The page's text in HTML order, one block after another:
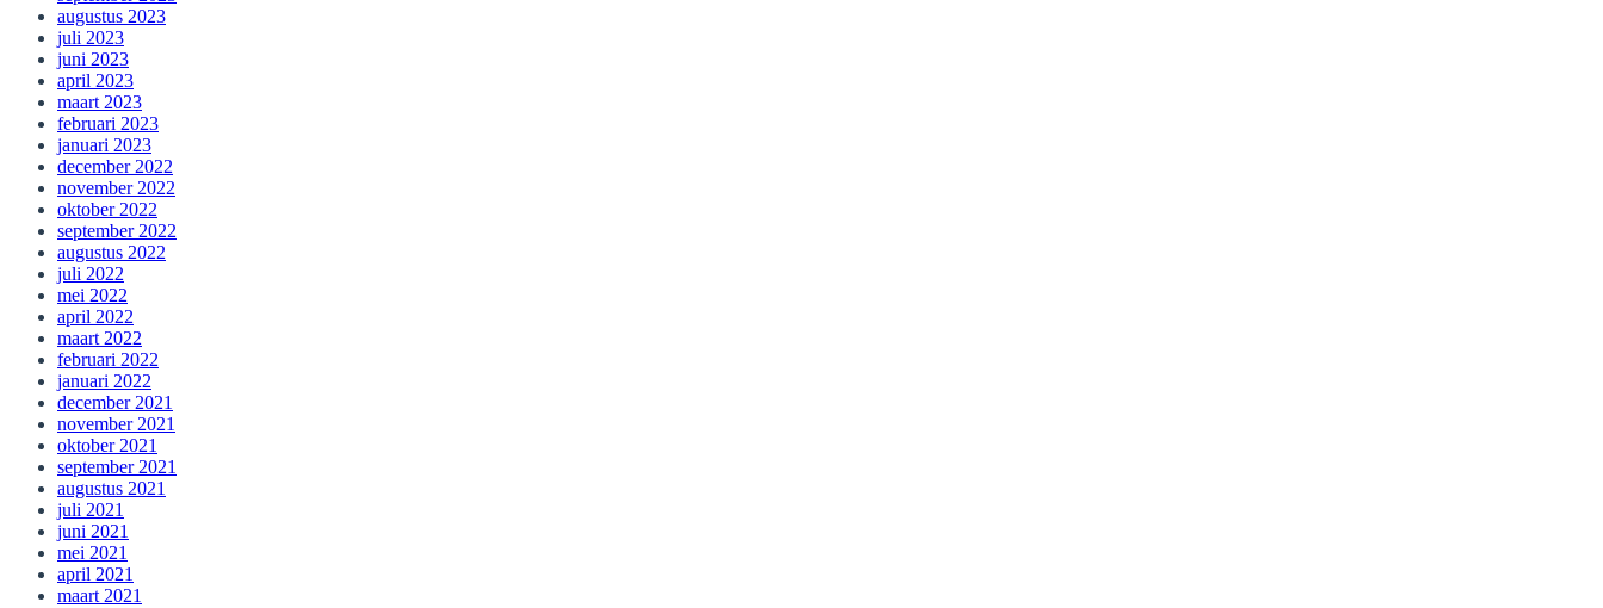
augustus 2023
juli 2023
juni 2023
april 2023
maart 2023
februari 2023
januari 2023
december 2022
november 2022
oktober 2022
september 2022
augustus 2022
juli 2022
mei 2022
april 2022
maart 2022
februari 2022
januari 2022
december 2021
november 2021
oktober 2021
september 2021
augustus 2021
juli 2021
juni 2021
mei 2021
april 2021
maart 2021